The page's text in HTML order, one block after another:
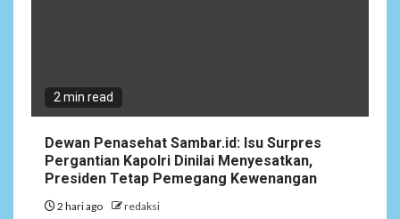
2 min read
Dewan Penasehat Sambar.id: Isu Surpres
Pergantian Kapolri Dinilai Menyesatkan,
Presiden Tetap Pemegang Kewenangan
2 hari ago redaksi